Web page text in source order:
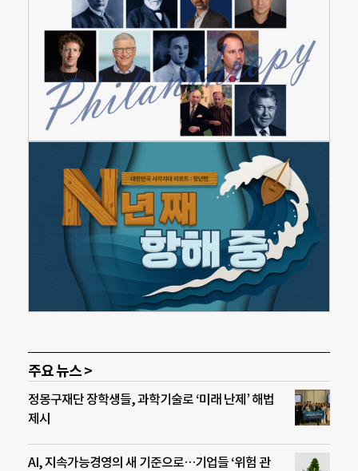
주요 뉴스 >
정몽구재단 장학생들, 과학기술로 ‘미래 난제’ 해법
제시
AI, 지속가능경영의 새 기준으로…기업들 ‘위험 관